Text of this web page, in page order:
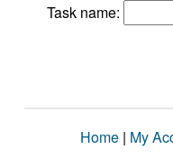
Task name:
Home | My